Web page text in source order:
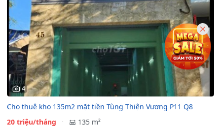
4
Cho thuê kho 135m2 mặt tiền Tùng Thiện Vương P11 Q8
20 triệu/tháng
135 m²